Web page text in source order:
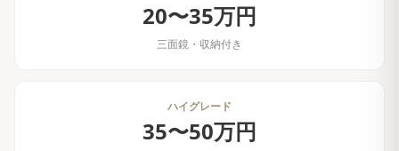
20〜35万円
三面鏡・収納付き
ハイグレード
35〜50万円